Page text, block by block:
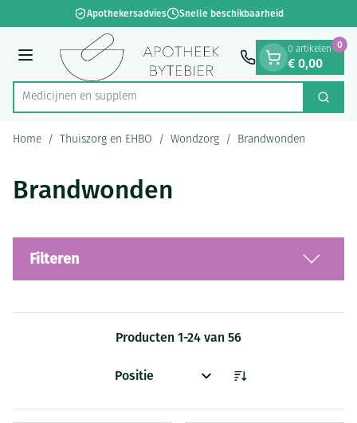
Ga naar de inhoudApothekersadvies Snelle beschikbaarheid
Menu
Product, merk, categorie...
Med Zoek
0 artikelen
€ 0,00
0
Home / Thuiszorg en EHBO / Wondzorg / Brandwonden
Brandwonden
Filteren
Producten 1-24 van 56
Sorteer op: